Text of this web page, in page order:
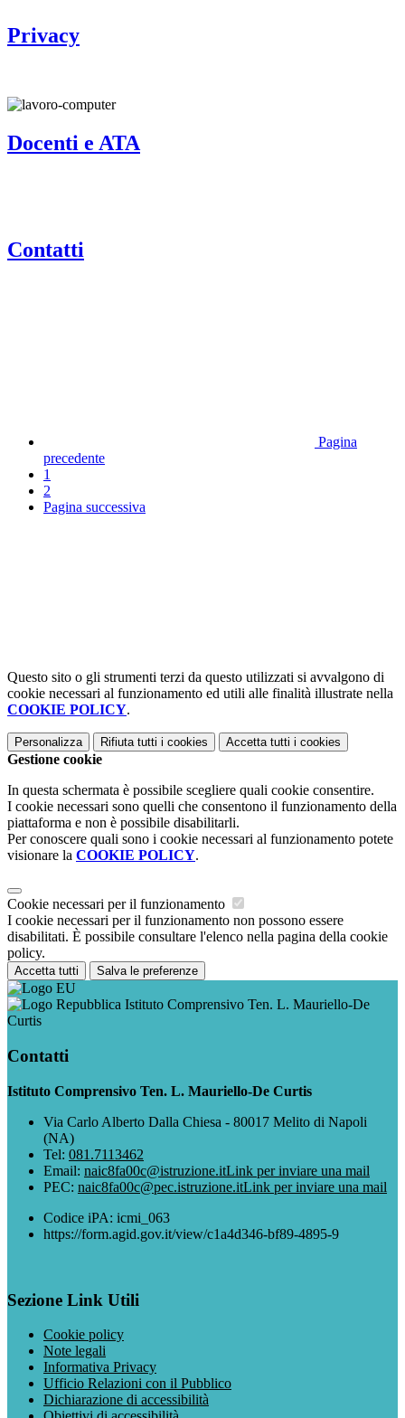
Privacy
Docenti e ATA
Contatti
Pagina
precedente
1
2
Pagina successiva
Questo sito o gli strumenti terzi da questo utilizzati si avvalgono di
cookie necessari al funzionamento ed utili alle finalità illustrate nella
COOKIE POLICY.
Personalizza Rifiuta tutti i cookies Accetta tutti i cookies
Gestione cookie
In questa schermata è possibile scegliere quali cookie consentire.
I cookie necessari sono quelli che consentono il funzionamento della
piattaforma e non è possibile disabilitarli.
Per conoscere quali sono i cookie necessari al funzionamento potete
visionare la COOKIE POLICY.
Cookie necessari per il funzionamento
I cookie necessari per il funzionamento non possono essere
disabilitati. È possibile consultare l'elenco nella pagina della cookie
policy.
Accetta tutti Salva le preferenze
Istituto Comprensivo Ten. L. Mauriello-De
Curtis
Contatti
Istituto Comprensivo Ten. L. Mauriello-De Curtis
Via Carlo Alberto Dalla Chiesa - 80017 Melito di Napoli
(NA)
Tel: 081.7113462
Email: naic8fa00c@istruzione.itLink per inviare una mail
PEC: naic8fa00c@pec.istruzione.itLink per inviare una mail
Codice iPA: icmi_063
https://form.agid.gov.it/view/c1a4d346-bf89-4895-9
Sezione Link Utili
Cookie policy
Note legali
Informativa Privacy
Ufficio Relazioni con il Pubblico
Dichiarazione di accessibilità